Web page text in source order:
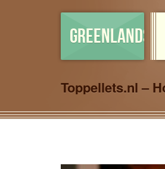
GREENLANDSHOP